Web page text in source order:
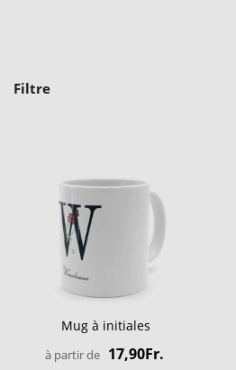
Filtre
Mug à initiales
à partir de 17,90Fr.